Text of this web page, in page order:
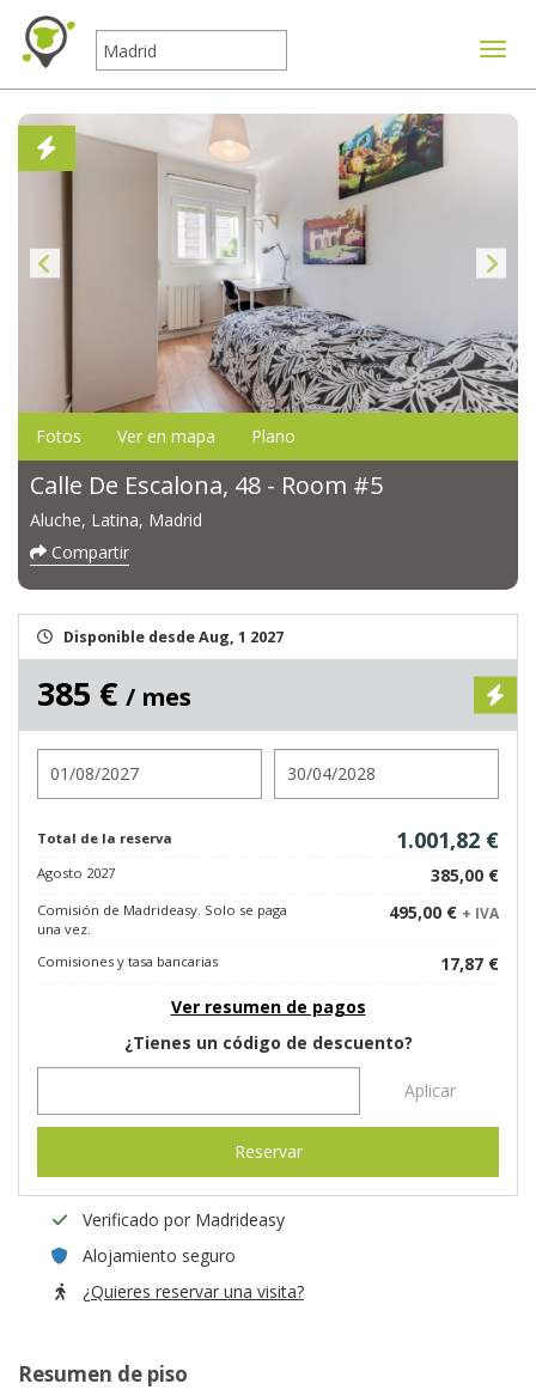
Fotos Ver en mapa Plano
Calle De Escalona, 48 - Room #5
Aluche, Latina, Madrid
Compartir
Disponible desde Aug, 1 2027
385 € / mes
Total de la reserva 1.001,82 €
Agosto 2027 385,00 €
Comisión de Madrideasy. Solo se paga
una vez.
495,00 € + IVA
Comisiones y tasa bancarias
17,87 €
Ver resumen de pagos
¿Tienes un código de descuento?
Aplicar
Reservar
Verificado por Madrideasy
Alojamiento seguro
¿Quieres reservar una visita?
Resumen de piso